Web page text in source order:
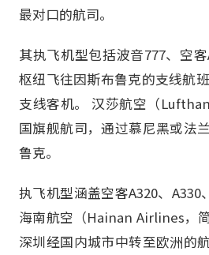
最对口的航司。
其执飞机型包括波音777、空
枢纽飞往因斯布鲁克的支线航
支线客机。 汉莎航空（
国旗舰航司，通过慕尼黑或法
鲁克。
执飞机型涵盖空客A320、A330
海南航空（Hainan Airlines，
深圳经国内城市中转至欧洲的